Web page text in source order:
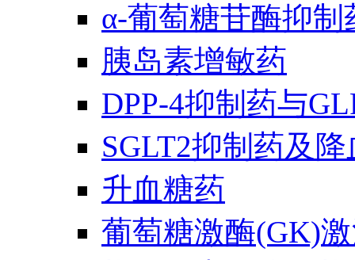
α-葡萄糖苷酶抑制
胰岛素增敏药
DPP-4抑制药与
SGLT2抑制药及
升血糖药
葡萄糖激酶(GK)